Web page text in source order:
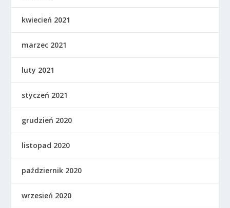
kwiecień 2021
marzec 2021
luty 2021
styczeń 2021
grudzień 2020
listopad 2020
październik 2020
wrzesień 2020